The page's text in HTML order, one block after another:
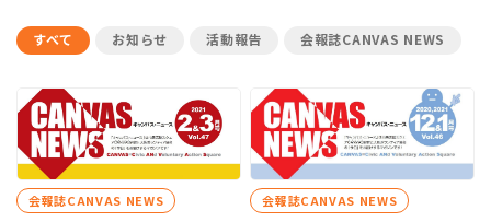
すべて お知らせ 活動報告 会報誌CANVAS NEWS
会報誌CANVAS NEWS 会報誌CANVAS NEWS